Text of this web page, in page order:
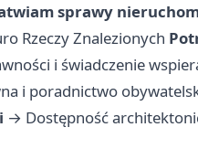
sprawy
Rzeczy Znalezionych
i świadczenie
i poradnictwo
→ Dostępność